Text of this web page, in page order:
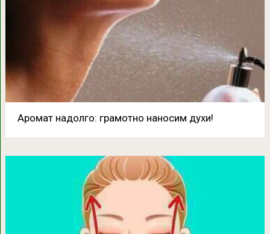
Аромат надолго: грамотно наносим духи!